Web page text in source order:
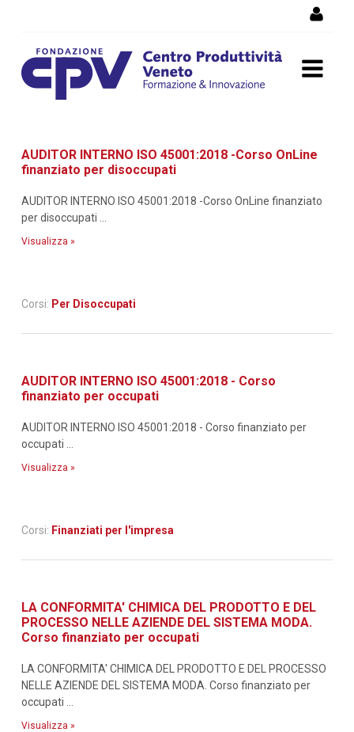
formazione
AUDITOR INTERNO ISO 45001:2018 -Corso OnLine
finanziato per disoccupati
AUDITOR INTERNO ISO 45001:2018 -Corso OnLine finanziato
per disoccupati ...
Visualizza »
Corsi: Per Disoccupati
AUDITOR INTERNO ISO 45001:2018 - Corso
finanziato per occupati
AUDITOR INTERNO ISO 45001:2018 - Corso finanziato per
occupati ...
Visualizza »
Corsi: Finanziati per l'impresa
LA CONFORMITA' CHIMICA DEL PRODOTTO E DEL
PROCESSO NELLE AZIENDE DEL SISTEMA MODA.
Corso finanziato per occupati
LA CONFORMITA' CHIMICA DEL PRODOTTO E DEL PROCESSO
NELLE AZIENDE DEL SISTEMA MODA. Corso finanziato per
occupati ...
Visualizza »